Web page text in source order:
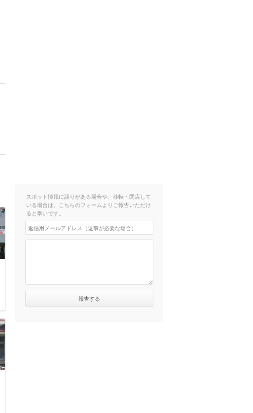
スポット情報に誤りがある場合や、移転・閉店して
いる場合は、こちらのフォームよりご報告いただけ
ると幸いです。